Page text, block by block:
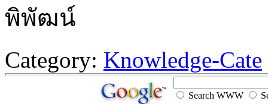
พิพัฒน์
Category: Knowledge-Cate
Search WWW